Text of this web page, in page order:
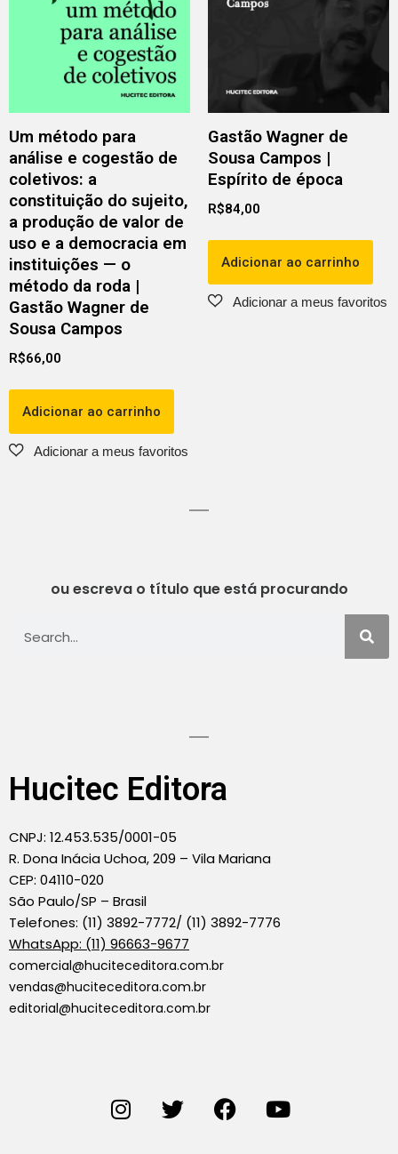
Um método para
análise e cogestão de
coletivos: a
constituição do sujeito,
a produção de valor de
uso e a democracia em
instituições — o
método da roda |
Gastão Wagner de
Sousa Campos
R$66,00
Adicionar ao carrinho
Gastão Wagner de
Sousa Campos |
Espírito de época
R$84,00
Adicionar ao carrinho
ou escreva o título que está procurando
Hucitec Editora
CNPJ: 12.453.535/0001-05
R. Dona Inácia Uchoa, 209 – Vila Mariana
CEP: 04110-020
São Paulo/SP – Brasil
Telefones: (11) 3892-7772/ (11) 3892-7776
WhatsApp: (11) 96663-9677
comercial@huciteceditora.com.br
vendas@huciteceditora.com.br
editorial@huciteceditora.com.br